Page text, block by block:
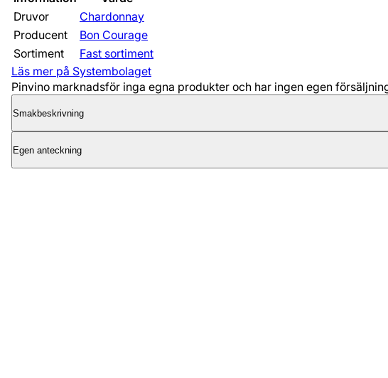
Druvor
Chardonnay
Producent
Bon Courage
Sortiment
Fast sortiment
Läs mer på Systembolaget
Pinvino marknadsför inga egna produkter och har ingen egen
Smakbeskrivning
Egen anteckning